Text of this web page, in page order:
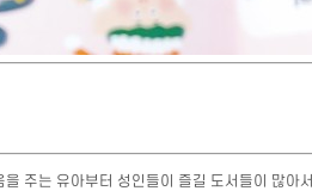
주는 유아부터 성인들이 즐길 도서들이 많아서